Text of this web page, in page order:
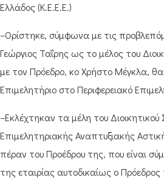
Ελλάδος (Κ.Ε.Ε.Ε.)
–Ορίστηκε, σύμφωνα με τις
Γεώργιος Ταΐρης ως το μέλος του
με τον Πρόεδρο, κο Χρήστο Μέγκλα,
Επιμελητήριο στο Περιφερειακό
–Εκλέχτηκαν τα μέλη του Διοικητικού
Επιμελητηριακής Αναπτυξιακής
πέραν του Προέδρου της, που είναι
της εταιρίας αυτοδικαίως ο